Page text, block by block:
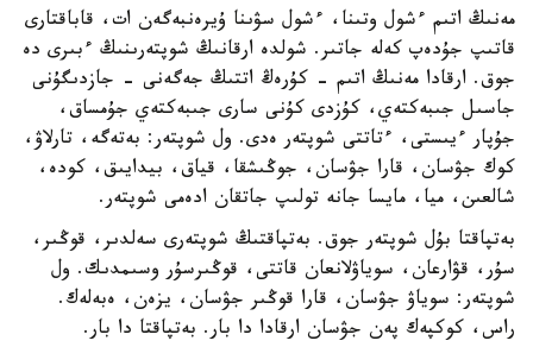
مەنىڭ اتىم ءشول وتىنا، ءشول سۋىنا ۇيرەنبەگەن ات، قاباقتارى
قاتىپ جۇدەپ كەلە جاتىر. شولدە ارقانىڭ شوپتەرىنىڭ ءبىرى دە
جوق. ارقادا مەنىڭ اتىم - كۇرەڭ اتتىڭ جەگەنى - جازدىگۇنى
جاسىل جىبەكتەي، كۇزدى كۇنى سارى جىبەكتەي جۇمساق،
جۇپار ءيىستى، ءتاتتى شوپتەر ەدى. ول شوپتەر: بەتەگە، تارلاۋ،
كوك جۋسان، قارا جۋسان، جوڭىشقا، قياق، بيدايىق، كودە،
شالعىن، ميا، مايسا جانە تولىپ جاتقان ادەمى شوپتەر.
بەتپاقتا بۇل شوپتەر جوق. بەتپاقتىڭ شوپتەرى سەلدىر، قوڭىر،
سۇر، قۋارعان، سوياۋلانعان قاتتى، قوڭىرسۇر وسىمدىك. ول
شوپتەر: سوياۋ جۋسان، قارا قوڭىر جۋسان، يزەن، ەبەلەك.
راس، كوكپەك پەن جۋسان ارقادا دا بار. بەتپاقتا دا بار.